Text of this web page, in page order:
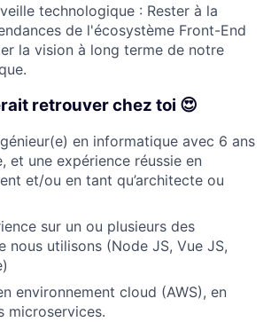
technologique : Rester à la
de l'écosystème Front-End
la vision à long terme de notre
retrouver chez toi 😍
en informatique avec 6 ans
et une expérience réussie en
et/ou en tant qu’architecte ou
sur un ou plusieurs des
nous utilisons (Node JS, Vue JS,
environnement cloud (AWS), en
microservices.